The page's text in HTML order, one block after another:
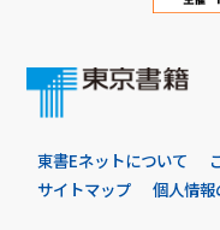
東書Eネットについて
サイトマップ
個人情